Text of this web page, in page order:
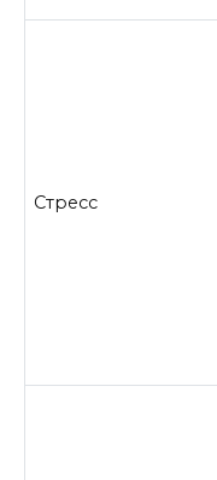
Стресс